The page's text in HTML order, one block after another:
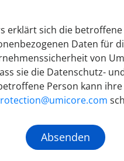
erklärt sich die
Daten für
von
sie die Datenschutz-
Person kann
Absenden